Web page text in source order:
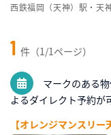
1 件（1/1ページ）
マークのある
よるダイレクト予約が
【オレンジマンスリ